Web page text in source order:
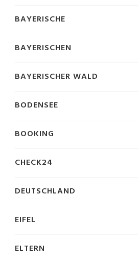
BAYERISCHE
BAYERISCHEN
BAYERISCHER WALD
BODENSEE
BOOKING
CHECK24
DEUTSCHLAND
EIFEL
ELTERN